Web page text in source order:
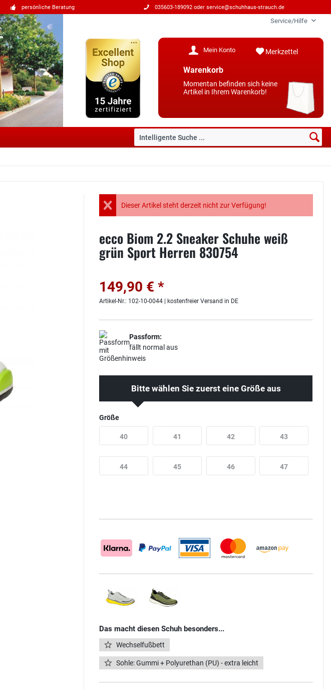
persönliche Beratung 035603-189092 oder service@schuhhaus-strauch.de
Service/Hilfe
Merkzettel
Mein Konto
Warenkorb
Momentan befinden sich keine
Artikel in Ihrem Warenkorb!
Dieser Artikel steht derzeit nicht zur Verfügung!
ecco Biom 2.2 Sneaker Schuhe weiß
grün Sport Herren 830754
149,90 € *
Artikel-Nr.: 102-10-0044 | kostenfreier Versand in DE
Passform:
fällt normal aus
Bitte wählen Sie zuerst eine Größe aus
Größe
40 41 42 43
44 45 46 47
Das macht diesen Schuh besonders...
Wechselfußbett
Sohle: Gummi + Polyurethan (PU) - extra leicht